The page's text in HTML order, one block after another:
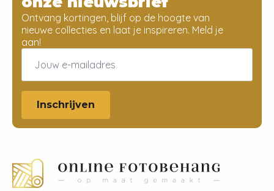
Ontvang kortingen, blijf op de hoogte van
nieuwe collecties en laat je inspireren. Meld je
aan!
Email
Inschrijven